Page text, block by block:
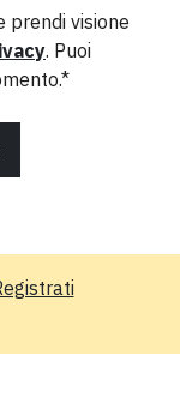
prendi visione
. Puoi